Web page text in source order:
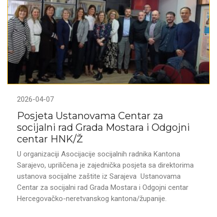
2026-04-07
Posjeta Ustanovama Centar za
socijalni rad Grada Mostara i Odgojni
centar HNK/Ž
U organizaciji Asocijacije socijalnih radnika Kantona
Sarajevo, upriličena je zajednička posjeta sa direktorima
ustanova socijalne zaštite iz Sarajeva Ustanovama
Centar za socijalni rad Grada Mostara i Odgojni centar
Hercegovačko-neretvanskog kantona/županije.